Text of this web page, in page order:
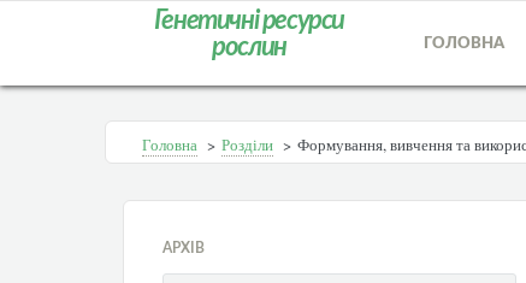
Генетичні ресурси
рослин
ГОЛОВНА
Головна > Розділи > Формування, вивчення та
АРХІВ